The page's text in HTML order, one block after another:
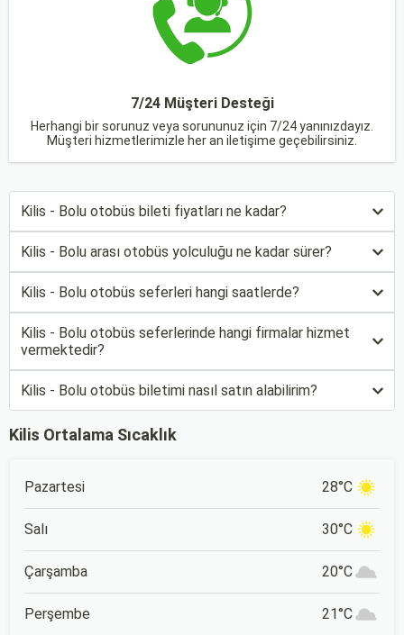
7/24 Müşteri Desteği
Herhangi bir sorunuz veya sorununuz için 7/24 yanınızdayız.
Müşteri hizmetlerimizle her an iletişime geçebilirsiniz.
Kilis - Bolu otobüs bileti fiyatları ne kadar?
Kilis - Bolu arası otobüs yolculuğu ne kadar sürer?
Kilis - Bolu otobüs seferleri hangi saatlerde?
Kilis - Bolu otobüs seferlerinde hangi firmalar hizmet
vermektedir?
Kilis - Bolu otobüs biletimi nasıl satın alabilirim?
Kilis Ortalama Sıcaklık
Pazartesi 28°C
Salı 30°C
Çarşamba 20°C
Perşembe 21°C